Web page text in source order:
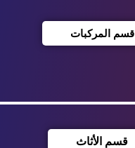
قسم المركبات
قسم الأثاث